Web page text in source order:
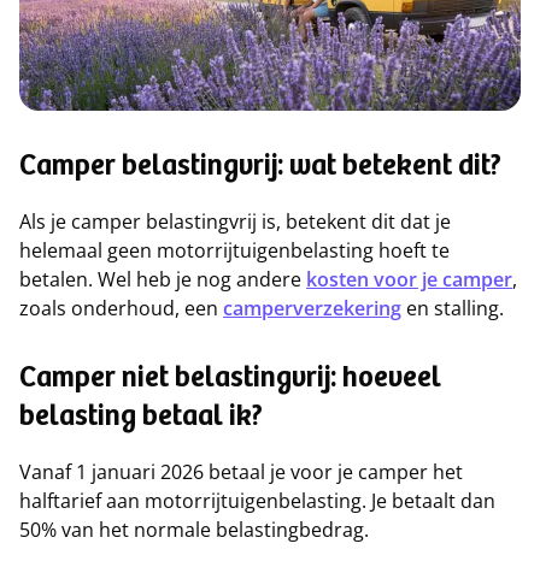
Camper belastingvrij: wat betekent dit?
Als je camper belastingvrij is, betekent dit dat je
helemaal geen motorrijtuigenbelasting hoeft te
betalen. Wel heb je nog andere kosten voor je camper,
zoals onderhoud, een camperverzekering en stalling.
Camper niet belastingvrij: hoeveel
belasting betaal ik?
Vanaf 1 januari 2026 betaal je voor je camper het
halftarief aan motorrijtuigenbelasting. Je betaalt dan
50% van het normale belastingbedrag.